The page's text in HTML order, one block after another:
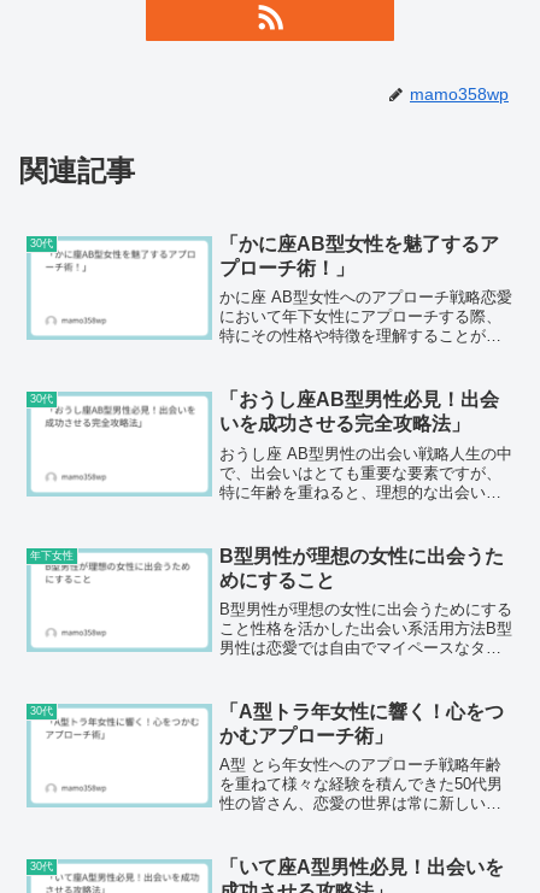
mamo358wp
関連記事
30代
「かに座AB型女性を魅了するア
プローチ術！」
かに座 AB型女性へのアプローチ戦略恋愛
において年下女性にアプローチする際、
特にその性格や特徴を理解することが重
女たちに響くアプローチの仕方について
考察していきたいと...
30代
「おうし座AB型男性必見！出会
いを成功させる完全攻略法」
おうし座 AB型男性の出会い戦略人生の中
で、出会いはとても重要な要素ですが、
特に年齢を重ねると、理想的な出会いを
目な男性にとって、年下女性との出会い
を探すのは、なおさら...
年下女性
B型男性が理想の女性に出会うた
めにすること
B型男性が理想の女性に出会うためにする
こと性格を活かした出会い系活用方法B型
男性は恋愛では自由でマイペースなタイ
ります。B型男性の恋愛性格特徴・自由・
好奇心が強い・マイ...
30代
「A型トラ年女性に響く！心をつ
かむアプローチ術」
A型 とら年女性へのアプローチ戦略年齢
を重ねて様々な経験を積んできた50代男
性の皆さん、恋愛の世界は常に新しい可
ですが、アプローチの仕方を考えること
でより良い結果につな...
30代
「いて座A型男性必見！出会いを